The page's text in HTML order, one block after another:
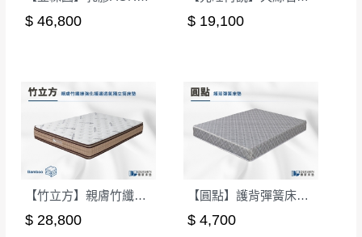
$ 46,800 $ 19,100
【竹立方】親膚竹纖維強化護邊透氣獨立筒床墊-雙人5尺｜德新床墊
$ 28,800
【圓點】護背彈簧床墊-單人3.5尺
$ 4,700